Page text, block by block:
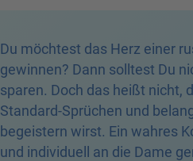
Du möchtest das Herz einer
gewinnen? Dann solltest Du
sparen. Doch das heißt nicht,
Standard-Sprüchen und
begeistern wirst. Ein wahres
und individuell an die Dame